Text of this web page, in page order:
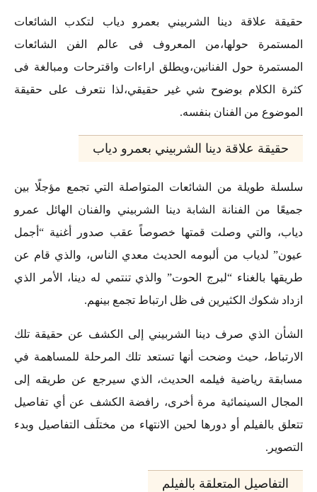
حقيقة علاقة دينا الشربيني بعمرو دياب لتكدب الشائعات
المستمرة حولها،من المعروف فى عالم الفن الشائعات
المستمرة حول الفنانين،ويطلق اراءات واقترحات ومبالغة فى
كثرة الكلام بوضوح شي غير حقيقي،لذا نتعرف على حقيقة
الموضوع من الفنان بنفسه.
حقيقة علاقة دينا الشربيني بعمرو دياب
سلسلة طويلة من الشائعات المتواصلة التي تجمع مؤجلًا بين
جميعًا من الفنانة الشابة دينا الشربيني والفنان الهائل عمرو
دياب، والتي وصلت قمتها خصوصاً عقب صدور أغنية “أجمل
عيون” لدياب من ألبومه الحديث معدي الناس، والذي قام عن
طريقها بالغناء “لبرج الحوت” والذي تنتمي له دينا، الأمر الذي
ازداد شكوك الكثيرين فى ظل ارتباط تجمع بينهم.
الشأن الذي صرف دينا الشربيني إلى الكشف عن حقيقة تلك
الارتباط، حيث وضحت أنها تستعد تلك المرحلة للمساهمة في
مسابقة رياضية فيلمه الحديث، الذي سيرجع عن طريقه إلى
المجال السينمائية مرة أخرى، رافضة الكشف عن أي تفاصيل
تتعلق بالفيلم أو دورها لحين الانتهاء من مختلَف التفاصيل وبدء
التصوير.
التفاصيل المتعلقة بالفيلم